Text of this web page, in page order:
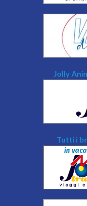
Jolly
Tutti i